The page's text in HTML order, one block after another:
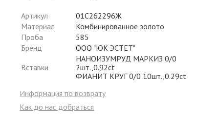
Артикул
01С262296Ж
Материал
Комбинированное золото
Проба
585
Бренд
ООО "ЮК ЭСТЕТ"
Вставки
НАНОИЗУМРУД МАРКИЗ 0/0
2шт.,0.92ct
ФИАНИТ КРУГ 0/0 10шт.,0.29ct
Информация по возврату
Как до нас добраться